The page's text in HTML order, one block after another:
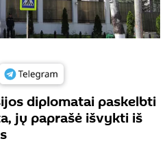
diplomatai paskelbti
jų paprašė išvykti iš